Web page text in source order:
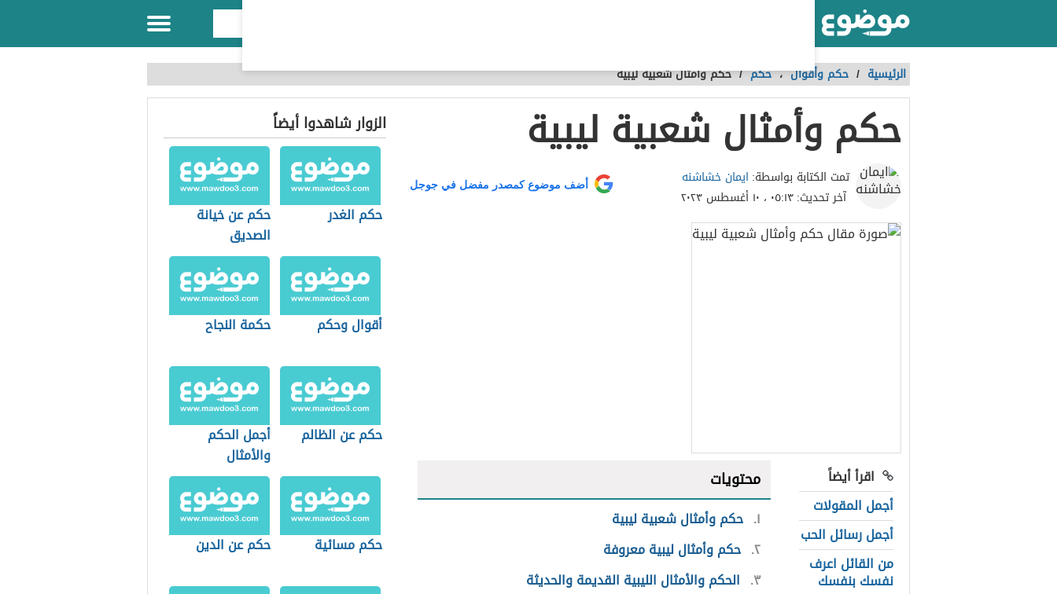
الرئيسية / حكم وأقوال،حكم /حكم وأمثال شعبية ليبية
حكم وأمثال شعبية ليبية
تمت الكتابة بواسطة: ايمان خشاشنه
آخر تحديث:٠٥:١٣ ، ١٠ أغسطس ٢٠٢٣
أضف موضوع كمصدر مفضل في جوجل
اقرأ أيضاً
أجمل المقولات
أجمل رسائل الحب
من القائل اعرف
نفسك بنفسك
محتويات
١ حكم وأمثال شعبية ليبية
٢ حكم وأمثال ليبية معروفة
٣ الحكم والأمثال الليبية القديمة والحديثة
الزوار شاهدوا أيضاً
حكم الغدر
حكم عن خيانة
الصديق
أقوال وحكم حكمة النجاح
حكم عن الظالم
أجمل الحكم
والأمثال
حكم مسائية حكم عن الدين